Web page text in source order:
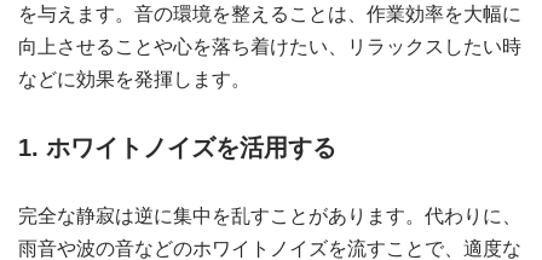
を与えます。音の環境を整えることは、作業効率を大幅に
向上させることや心を落ち着けたい、リラックスしたい時
などに効果を発揮します。
1. ホワイトノイズを活用する
完全な静寂は逆に集中を乱すことがあります。代わりに、
雨音や波の音などのホワイトノイズを流すことで、適度な